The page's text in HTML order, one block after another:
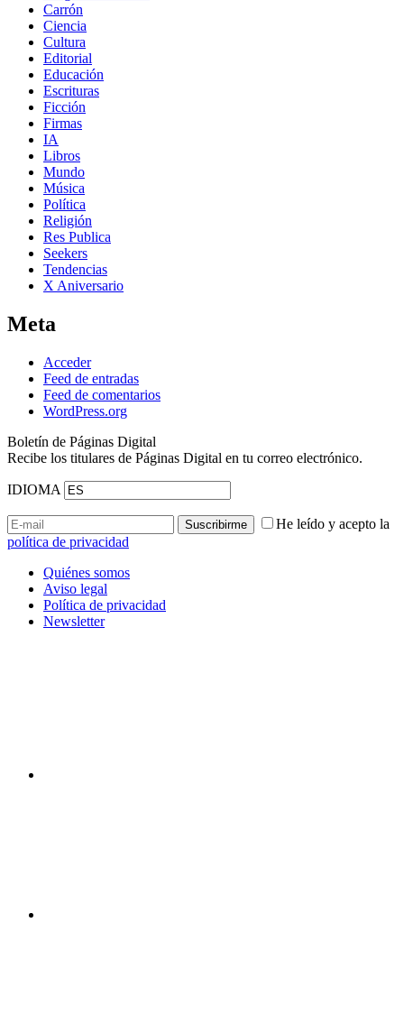
Carrón
Ciencia
Cultura
Editorial
Educación
Escrituras
Ficción
Firmas
IA
Libros
Mundo
Música
Política
Religión
Res Publica
Seekers
Tendencias
X Aniversario
Meta
Acceder
Feed de entradas
Feed de comentarios
WordPress.org
Boletín de Páginas Digital
Recibe los titulares de Páginas Digital en tu correo electrónico.
IDIOMA
He leído y acepto la
política de privacidad
Quiénes somos
Aviso legal
Política de privacidad
Newsletter